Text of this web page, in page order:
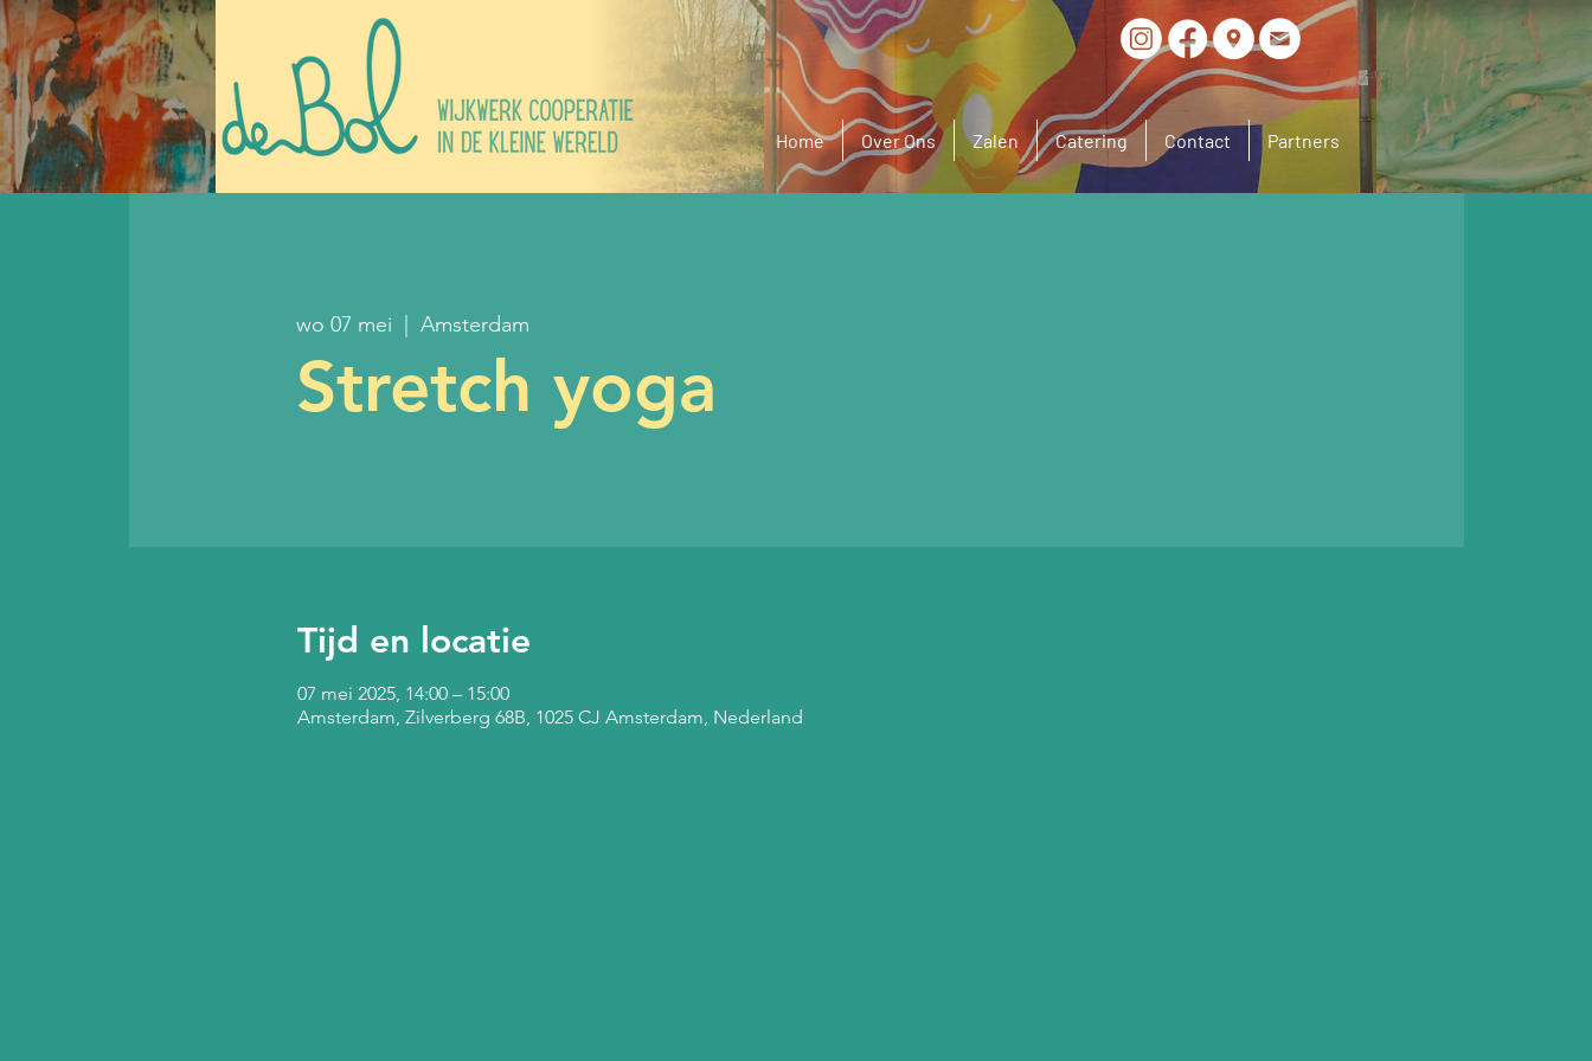
Home Over Ons Zalen Catering Contact Partners
wo 07 mei Amsterdam
Stretch yoga
Tijd en locatie
07 mei 2025, 14:00 – 15:00
Amsterdam, Zilverberg 68B, 1025 CJ Amsterdam, Nederland